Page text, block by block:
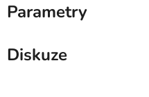
Parametry
Diskuze